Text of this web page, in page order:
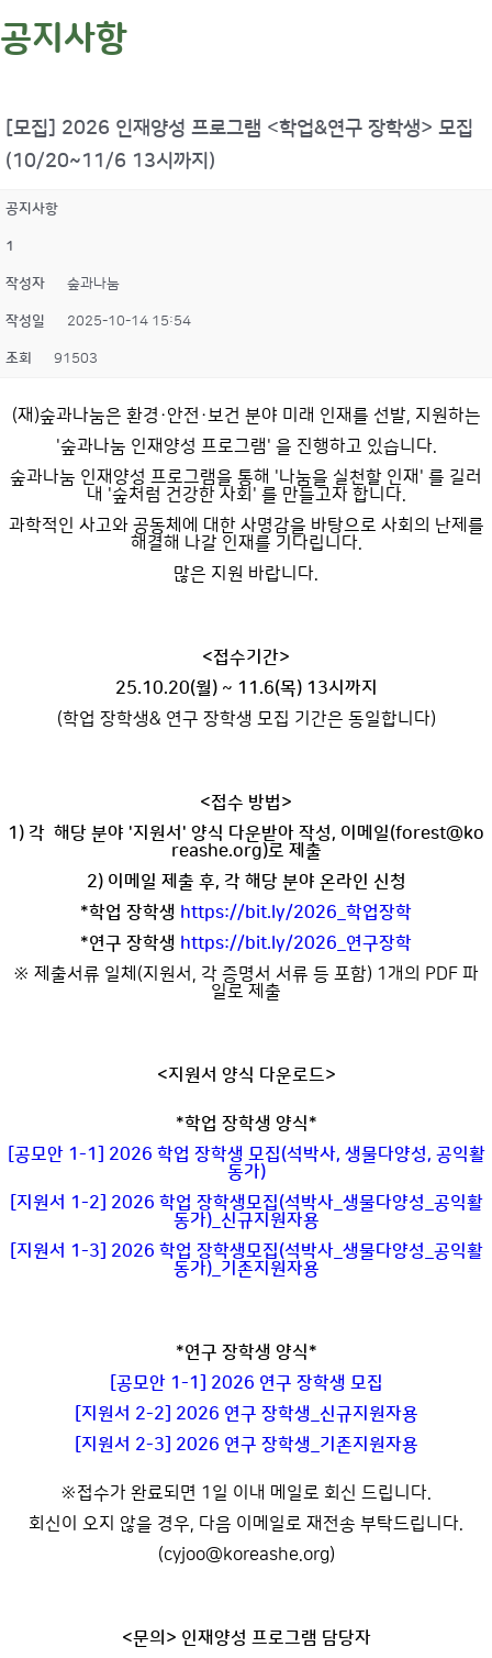
공지사항
[모집] 2026 인재양성 프로그램 <학업&연구 장학생> 모집
(10/20~11/6 13시까지)
공지사항
1
작성자 숲과나눔
작성일 2025-10-14 15:54
조회 91503
(재)숲과나눔은 환경·안전·보건 분야 미래 인재를 선발, 지원하는
'숲과나눔 인재양성 프로그램' 을 진행하고 있습니다.
숲과나눔 인재양성 프로그램을 통해 '나눔을 실천할 인재' 를 길러
내 '숲처럼 건강한 사회' 를 만들고자 합니다.
과학적인 사고와 공동체에 대한 사명감을 바탕으로 사회의 난제를
해결해 나갈 인재를 기다립니다.
많은 지원 바랍니다.
<접수기간>
25.10.20(월) ~ 11.6(목) 13시까지
(학업 장학생& 연구 장학생 모집 기간은 동일합니다)
<접수 방법>
1) 각 해당 분야 '지원서' 양식 다운받아 작성, 이메일(forest@ko
reashe.org)로 제출
2) 이메일 제출 후, 각 해당 분야 온라인 신청
*학업 장학생 https://bit.ly/2026_학업장학
*연구 장학생 https://bit.ly/2026_ 연구장학
※ 제출서류 일체(지원서, 각 증명서 서류 등 포함) 1개의 PDF 파
일로 제출
<지원서 양식 다운로드>
*학업 장학생 양식*
[공모안 1-1] 2026 학업 장학생 모집(석박사, 생물다양성, 공익활
동가)
[지원서 1-2] 2026 학업 장학생모집(석박사_생물다양성_공익활
동가)_신규지원자용
[지원서 1-3] 2026 학업 장학생모집(석박사_생물다양성_공익활
동가)_기존지원자용
*연구 장학생 양식*
[공모안 1-1] 2026 연구 장학생 모집
[지원서 2-2] 2026 연구 장학생_신규지원자용
[지원서 2-3] 2026 연구 장학생_기존지원자용
※접수가 완료되면 1일 이내 메일로 회신 드립니다.
회신이 오지 않을 경우, 다음 이메일로 재전송 부탁드립니다.
(cyjoo@koreashe.org)
<문의> 인재양성 프로그램 담당자